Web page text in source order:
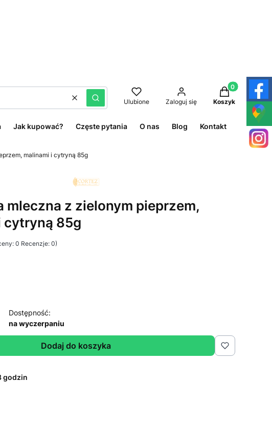
WyczyśćSzukaj Ulubione Zaloguj się
Produkty w
Koszyk
Jak kupować? Częste pytania O nas Blog Kontakt
malinami i cytryną 85g
mleczna z zielonym pieprzem,
cytryną 85g
0 Recenzje: 0)
Dostępność:
na wyczerpaniu
Dodaj do koszyka
godzin